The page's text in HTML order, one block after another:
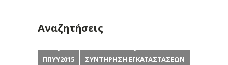
Αναζητήσεις
ΠΠΥΥ2015 ΣΥΝΤΗΡΗΣΗ ΕΓΚΑΤΑΣΤΑΣΕΩΝ